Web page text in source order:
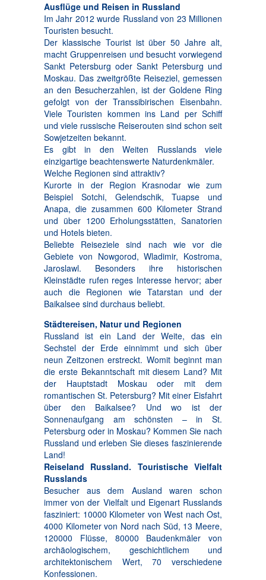
Ausflüge und Reisen in Russland
Im Jahr 2012 wurde Russland von 23 Millionen
Touristen besucht.
Der klassische Tourist ist über 50 Jahre alt,
macht Gruppenreisen und besucht vorwiegend
Sankt Petersburg oder Sankt Petersburg und
Moskau. Das zweitgrößte Reiseziel, gemessen
an den Besucherzahlen, ist der Goldene Ring
gefolgt von der Transsibirischen Eisenbahn.
Viele Touristen kommen ins Land per Schiff
und viele russische Reiserouten sind schon seit
Sowjetzeiten bekannt.
Es gibt in den Weiten Russlands viele
einzigartige beachtenswerte Naturdenkmäler.
Welche Regionen sind attraktiv?
Kurorte in der Region Krasnodar wie zum
Beispiel Sotchi, Gelendschik, Tuapse und
Anapa, die zusammen 600 Kilometer Strand
und über 1200 Erholungsstätten, Sanatorien
und Hotels bieten.
Beliebte Reiseziele sind nach wie vor die
Gebiete von Nowgorod, Wladimir, Kostroma,
Jaroslawl. Besonders ihre historischen
Kleinstädte rufen reges Interesse hervor; aber
auch die Regionen wie Tatarstan und der
Baikalsee sind durchaus beliebt.
Städtereisen, Natur und Regionen
Russland ist ein Land der Weite, das ein
Sechstel der Erde einnimmt und sich über
neun Zeitzonen erstreckt. Womit beginnt man
die erste Bekanntschaft mit diesem Land? Mit
der Hauptstadt Moskau oder mit dem
romantischen St. Petersburg? Mit einer Eisfahrt
über den Baikalsee? Und wo ist der
Sonnenaufgang am schönsten – in St.
Petersburg oder in Moskau? Kommen Sie nach
Russland und erleben Sie dieses faszinierende
Land!
Reiseland Russland. Touristische Vielfalt
Russlands
Besucher aus dem Ausland waren schon
immer von der Vielfalt und Eigenart Russlands
fasziniert: 10000 Kilometer von West nach Ost,
4000 Kilometer von Nord nach Süd, 13 Meere,
120000 Flüsse, 80000 Baudenkmäler von
archäologischem, geschichtlichem und
architektonischem Wert, 70 verschiedene
Konfessionen.